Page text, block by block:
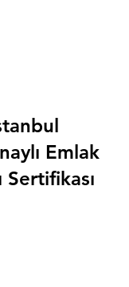
Emlak
Sertifikası